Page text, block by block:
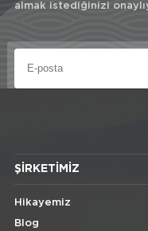
almak istediğinizi
ŞIRKETIMIZ
Hikayemiz
Blog